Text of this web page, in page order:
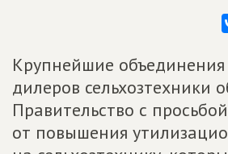
Крупнейшие объединения
дилеров сельхозтехники
Правительство с
от повышения